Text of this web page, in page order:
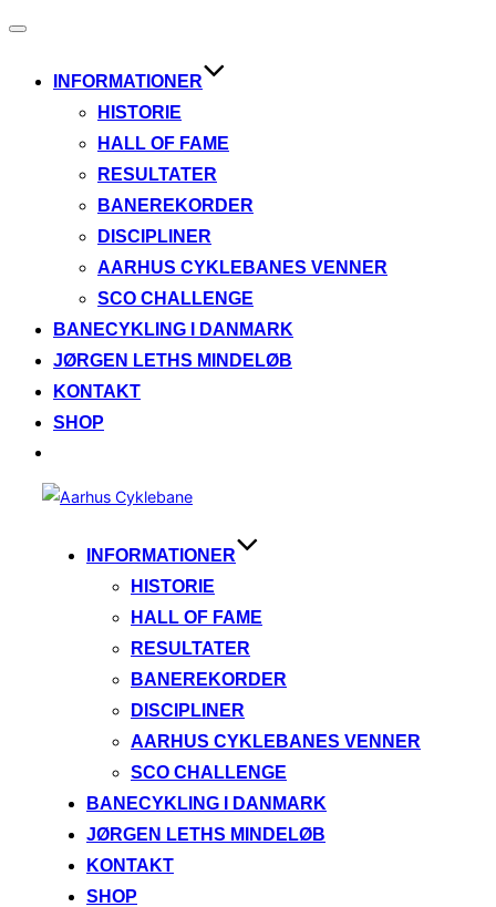
Slå
INFORMATIONER
HISTORIE
HALL OF FAME
RESULTATER
BANEREKORDER
DISCIPLINER
AARHUS CYKLEBANES VENNER
SCO CHALLENGE
BANECYKLING I DANMARK
JØRGEN LETHS MINDELØB
KONTAKT
SHOP
Videre
INFORMATIONER
HISTORIE
HALL OF FAME
RESULTATER
BANEREKORDER
DISCIPLINER
AARHUS CYKLEBANES VENNER
SCO CHALLENGE
BANECYKLING I DANMARK
JØRGEN LETHS MINDELØB
KONTAKT
SHOP